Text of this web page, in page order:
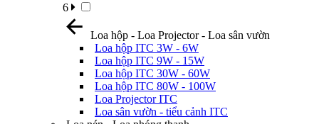
6
Loa hộp - Loa Projector - Loa sân vườn
Loa hộp ITC 3W - 6W
Loa hộp ITC 9W - 15W
Loa hộp ITC 30W - 60W
Loa hộp ITC 80W - 100W
Loa Projector ITC
Loa sân vườn - tiểu cảnh ITC